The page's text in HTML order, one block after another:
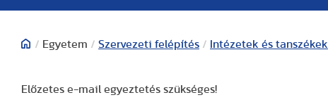
/ Egyetem / Szervezeti felépítés / Intézetek és tanszékek
Előzetes e-mail egyeztetés szükséges!